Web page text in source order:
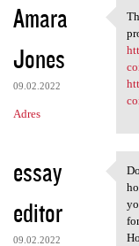
Amara
Jones
09.02.2022
Adres
essay
editor
09.02.2022